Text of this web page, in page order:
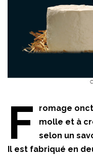
F
romage
molle et à
selon un
Il est fabriqué en